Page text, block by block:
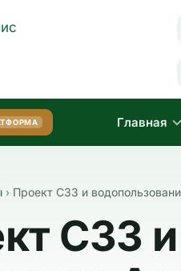
Главная
› Проект СЗЗ и
СЗЗ